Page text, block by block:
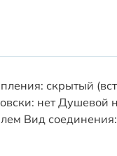
скрытый
нет Душевой
Вид